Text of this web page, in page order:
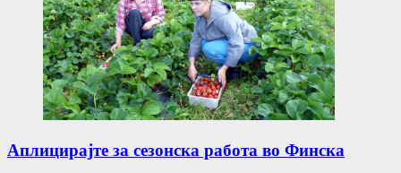
Аплицирајте за сезонска работа во Финска